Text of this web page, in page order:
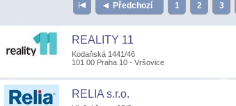
Předchozí 1 2 3
REALITY 11
Kodaňská 1441/46
101 00 Praha 10 - Vršovice
RELIA s.r.o.